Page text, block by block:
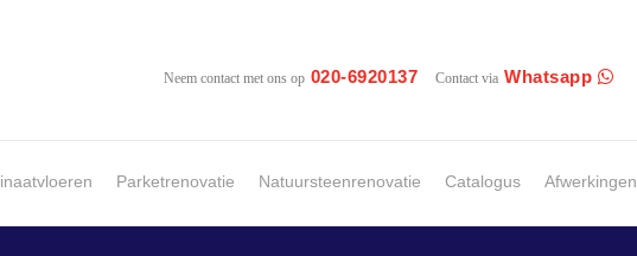
Contact via Whatsapp
Neem contact met ons op 020-6920137
Parketrenovatie Natuursteenrenovatie Catalogus Afwerkingen